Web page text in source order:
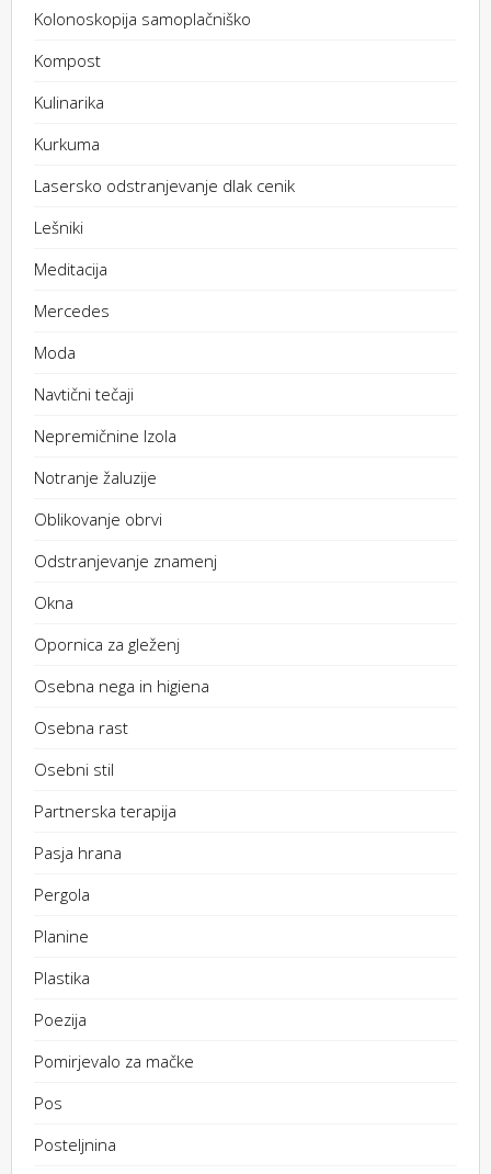
Kolonoskopija samoplačniško
Kompost
Kulinarika
Kurkuma
Lasersko odstranjevanje dlak cenik
Lešniki
Meditacija
Mercedes
Moda
Navtični tečaji
Nepremičnine Izola
Notranje žaluzije
Oblikovanje obrvi
Odstranjevanje znamenj
Okna
Opornica za gleženj
Osebna nega in higiena
Osebna rast
Osebni stil
Partnerska terapija
Pasja hrana
Pergola
Planine
Plastika
Poezija
Pomirjevalo za mačke
Pos
Posteljnina